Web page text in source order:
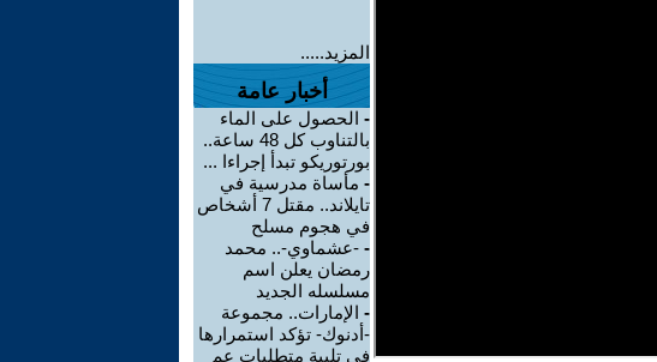
المزيد.....
أخبار عامة
- الحصول على الماء
بالتناوب كل 48 ساعة..
بورتوريكو تبدأ إجراءا ...
- مأساة مدرسية في
تايلاند.. مقتل 7 أشخاص
في هجوم مسلح
- -عشماوي-.. محمد
رمضان يعلن اسم
مسلسله الجديد
- الإمارات.. مجموعة
-أدنوك- تؤكد استمرارها
في تلبية متطلبات عم